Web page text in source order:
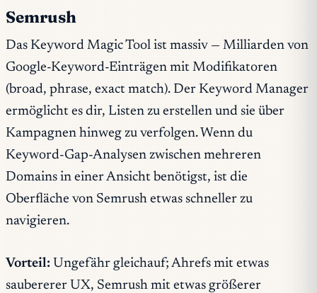
Semrush
Das Keyword Magic Tool ist massiv — Milliarden von
Google-Keyword-Einträgen mit Modifikatoren
(broad, phrase, exact match). Der Keyword Manager
ermöglicht es dir, Listen zu erstellen und sie über
Kampagnen hinweg zu verfolgen. Wenn du
Keyword-Gap-Analysen zwischen mehreren
Domains in einer Ansicht benötigst, ist die
Oberfläche von Semrush etwas schneller zu
navigieren.
Vorteil: Ungefähr gleichauf; Ahrefs mit etwas
saubererer UX, Semrush mit etwas größerer